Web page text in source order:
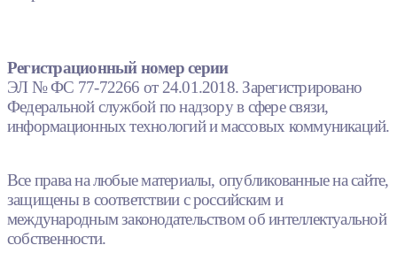
Регистрационный номер серии
ЭЛ № ФС 77-72266 от 24.01.2018. Зарегистрировано
Федеральной службой по надзору в сфере связи,
информационных технологий и массовых коммуникаций.
Все права на любые материалы, опубликованные на сайте,
защищены в соответствии с российским и
международным законодательством об интеллектуальной
собственности.